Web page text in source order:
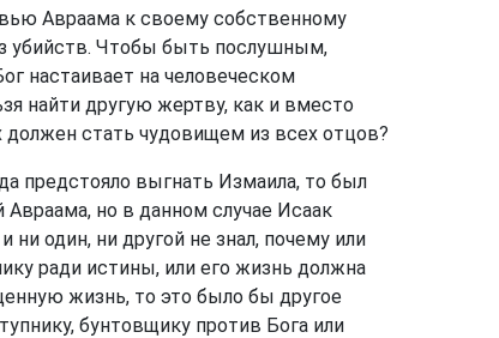
Авраама к своему собственному
убийств. Чтобы быть послушным,
настаивает на человеческом
найти другую жертву, как и вместо
стать чудовищем из всех отцов?
предстояло выгнать Измаила, то был
но в данном случае Исаак
один, ни другой не знал, почему или
ради истины, или его жизнь должна
жизнь, то это было бы другое
бунтовщику против Бога или